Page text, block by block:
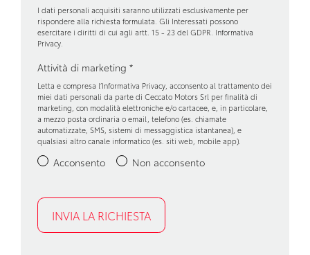
Frecce di direzione
Freno di stazionamento elettrico con funzione auto-hold
Gas climatizzatore 1234yf
Indicatore cambio marcia
Keyless entry
Kit riparazione pneumatici
Limitatore di velocitã a 180 km/h
Luci diurne a led con firma luminosa c-shape
Maniglie in tinta carrozzeria
I dati personali acquisiti saranno utilizzati esclusivamente per
rispondere alla richiesta formulata. Gli Interessati possono
esercitare i diritti di cui agli artt. 15 - 23 del GDPR. Informativa
Privacy
Attività di marketing *
Letta e compresa l’Informativa Privacy , acconsento al trattamento dei
miei dati personali da parte di Ceccato Motors Srl per finalità di
marketing, con modalità elettroniche e/o cartacee, e, in particolare,
a mezzo posta ordinaria o email, telefono (es. chiamate
automatizzate, SMS, sistemi di messaggistica istantanea), e
qualsiasi altro canale informatico (es. siti web, mobile app).
Acconsento Non acconsento